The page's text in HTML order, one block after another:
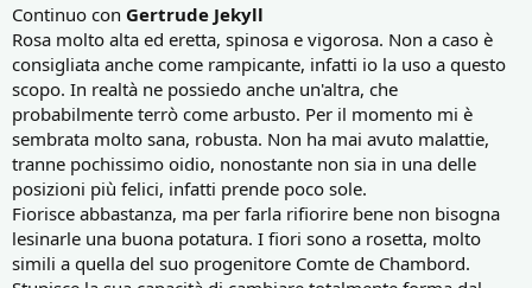
Continuo con Gertrude Jekyll
Rosa molto alta ed eretta, spinosa e vigorosa. Non a caso è
consigliata anche come rampicante, infatti io la uso a questo
scopo. In realtà ne possiedo anche un'altra, che
probabilmente terrò come arbusto. Per il momento mi è
sembrata molto sana, robusta. Non ha mai avuto malattie,
tranne pochissimo oidio, nonostante non sia in una delle
posizioni più felici, infatti prende poco sole.
Fiorisce abbastanza, ma per farla rifiorire bene non bisogna
lesinarle una buona potatura. I fiori sono a rosetta, molto
simili a quella del suo progenitore Comte de Chambord.